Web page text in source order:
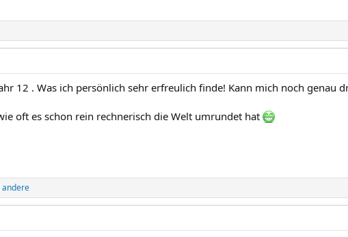
12 . Was ich persönlich sehr erfreulich finde! Kann mich noch genau
oft es schon rein rechnerisch die Welt umrundet hat
andere